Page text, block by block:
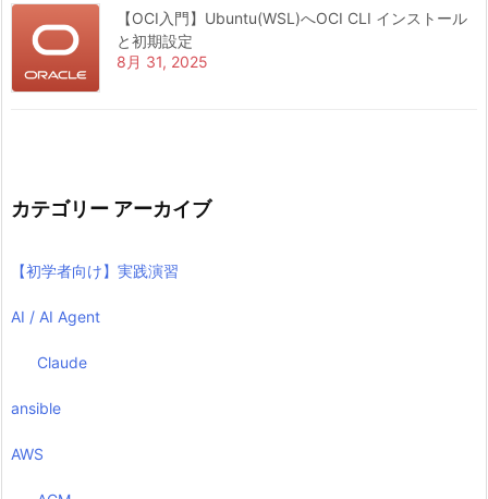
【OCI入門】Ubuntu(WSL)へOCI CLI インストール
と初期設定
8月 31, 2025
カテゴリー アーカイブ
【初学者向け】実践演習
AI / AI Agent
Claude
ansible
AWS